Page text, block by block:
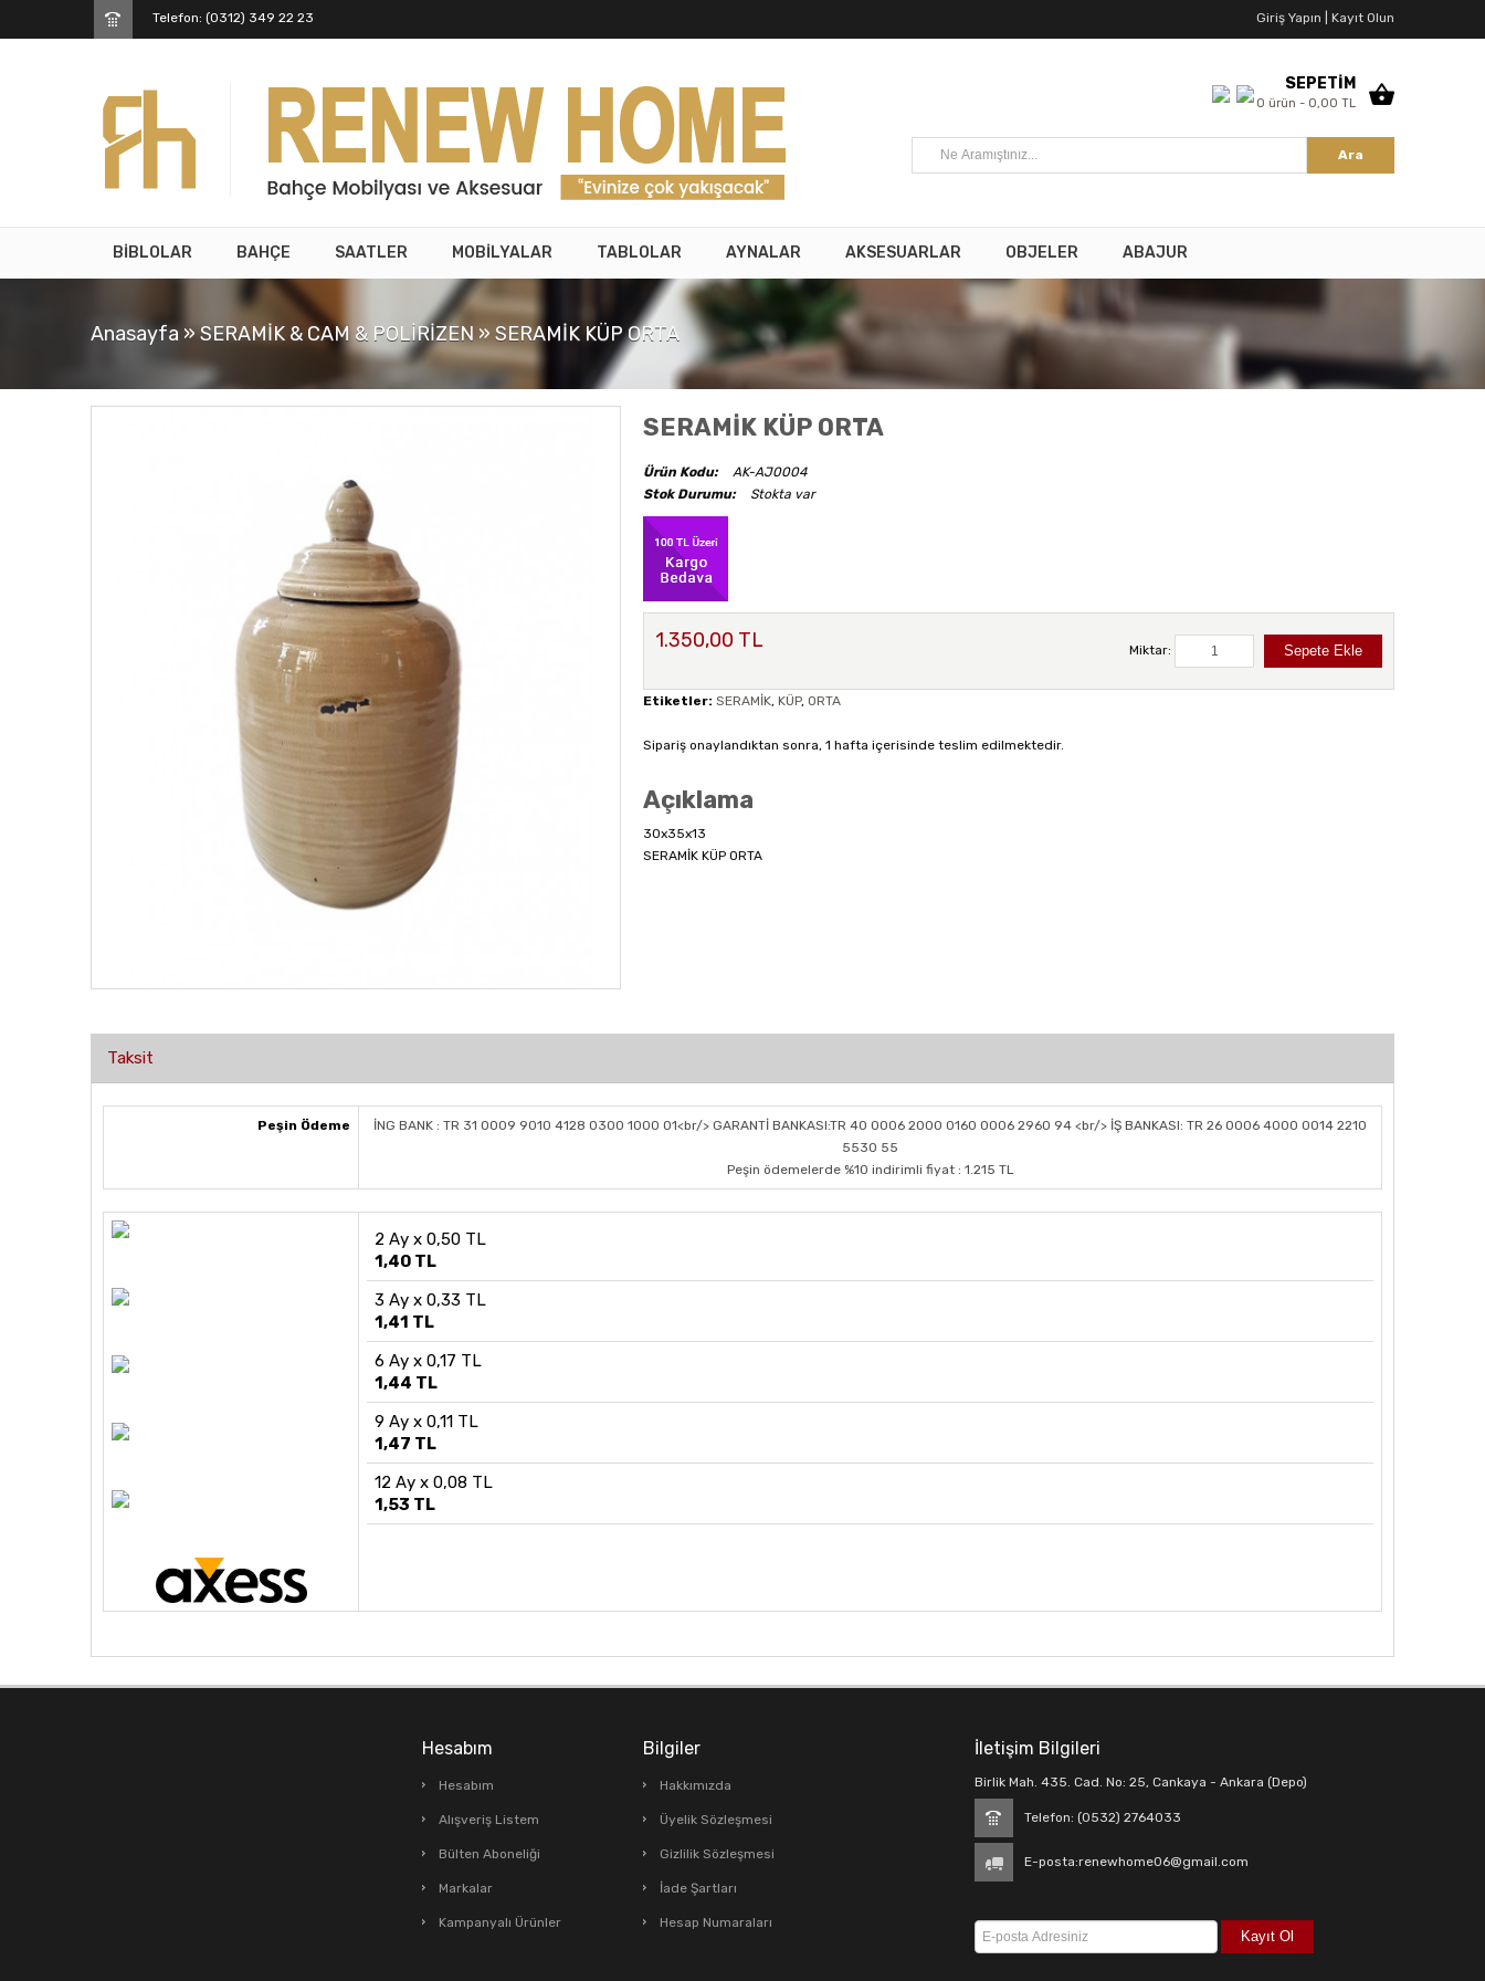
Telefon: (0312) 349 22 23 Giriş Yapın | Kayıt Olun
SEPETİM
0 ürün - 0,00 TL
Ara
BİBLOLAR BAHÇE SAATLER MOBİLYALAR TABLOLAR AYNALAR AKSESUARLAR OBJELER ABAJUR
Anasayfa »SERAMİK & CAM & POLİRİZEN » SERAMİK KÜP ORTA
SERAMİK KÜP ORTA
Ürün Kodu:
AK-AJ0004
Stok Durumu:
Stokta var
1.350,00 TL Miktar:
Etiketler: SERAMİK, KÜP, ORTA
Sipariş onaylandıktan sonra, 1 hafta içerisinde teslim edilmektedir.
Açıklama
30x35x13
SERAMİK KÜP ORTA
Taksit
Peşin Ödeme
İNG BANK : TR 31 0009 9010 4128 0300 1000 01<br/> GARANTİ BANKASI:TR 40 0006 2000 0160 0006 2960 94 <br/> İŞ BANKASI: TR 26 0006 4000 0014 2210
5530 55
Peşin ödemelerde %10 indirimli fiyat : 1.215 TL
2 Ay x 0,50 TL
1,40 TL
3 Ay x 0,33 TL
1,41 TL
6 Ay x 0,17 TL
1,44 TL
9 Ay x 0,11 TL
1,47 TL
12 Ay x 0,08 TL
1,53 TL
Hesabım
Hesabım
Alışveriş Listem
Bülten Aboneliği
Markalar
Kampanyalı Ürünler
Bilgiler
Hakkımızda
Üyelik Sözleşmesi
Gizlilik Sözleşmesi
İade Şartları
Hesap Numaraları
İletişim Bilgileri
Birlik Mah. 435. Cad. No: 25, Cankaya - Ankara (Depo)
Telefon: (0532) 2764033
E-posta:renewhome06@gmail.com